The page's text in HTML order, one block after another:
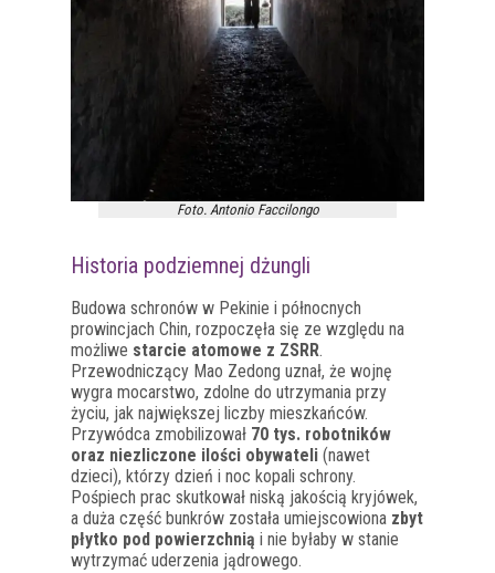
Foto. Antonio Faccilongo
Historia podziemnej dżungli
Budowa schronów w Pekinie i północnych
prowincjach Chin, rozpoczęła się ze względu na
możliwe starcie atomowe z ZSRR.
Przewodniczący Mao Zedong uznał, że wojnę
wygra mocarstwo, zdolne do utrzymania przy
życiu, jak największej liczby mieszkańców.
Przywódca zmobilizował 70 tys. robotników
oraz niezliczone ilości obywateli (nawet
dzieci), którzy dzień i noc kopali schrony.
Pośpiech prac skutkował niską jakością kryjówek,
a duża część bunkrów została umiejscowiona zbyt
płytko pod powierzchnią i nie byłaby w stanie
wytrzymać uderzenia jądrowego.